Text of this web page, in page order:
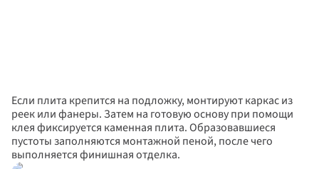
Заполняя и отправляя форму, я даю
своё согласие на обработку моих
персональных данных в соответствии
с ФЗ «О персональных данных» (№152-
ФЗ от 27.07.2006), на условиях
и для целей, определенных
Если плита крепится на подложку, монтируют каркас из
реек или фанеры. Затем на готовую основу при помощи
клея фиксируется каменная плита. Образовавшиеся
пустоты заполняются монтажной пеной, после чего
выполняется финишная отделка.